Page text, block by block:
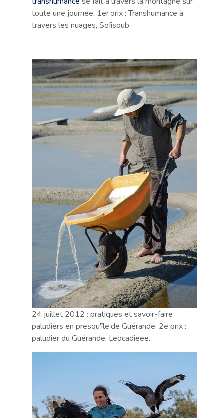
toute une journée. 1er prix : Transhumance à
travers les nuages, Sofisoub.
24 juillet 2012 : pratiques et savoir-faire
paludiers en presqu'île de Guérande. 2e prix :
paludier du Guérande, Leocadieee.